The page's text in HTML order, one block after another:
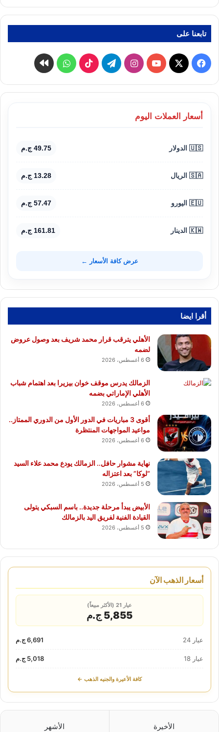
تابعنا على
فيسبوك
‫X
‫YouTubeانستقرامتيلقرام ‫TikTokواتسابكواى
أسعار العملات اليوم
🇺🇸 الدولار 49.75 ج.م
🇸🇦 الريال 13.28 ج.م
🇪🇺 اليورو 57.47 ج.م
🇰🇼 الدينار 161.81 ج.م
عرض كافة الأسعار ←
أقرا ايضا
الأهلي يترقب قرار محمد شريف بعد وصول عروض
لضمه
6 أغسطس، 2026
الزمالك يدرس موقف خوان بيزيرا بعد اهتمام شباب
الأهلي الإماراتي بضمه
6 أغسطس، 2026
أقوى 3 مباريات في الدور الأول من الدوري الممتاز..
مواعيد المواجهات المنتظرة
6 أغسطس، 2026
نهاية مشوار حافل.. الزمالك يودع محمد علاء السيد
“لوكا” بعد اعتزاله
5 أغسطس، 2026
الأبيض يبدأ مرحلة جديدة.. باسم السبكي يتولى
القيادة الفنية لفريق اليد بالزمالك
5 أغسطس، 2026
أسعار الذهب الآن
عيار 21 (الأكثر مبيعاً)
5,855 ج.م
عيار 24 6,691 ج.م
عيار 18 5,018 ج.م
كافة الأعيرة والجنيه الذهب ←
الأخيرة الأشهر